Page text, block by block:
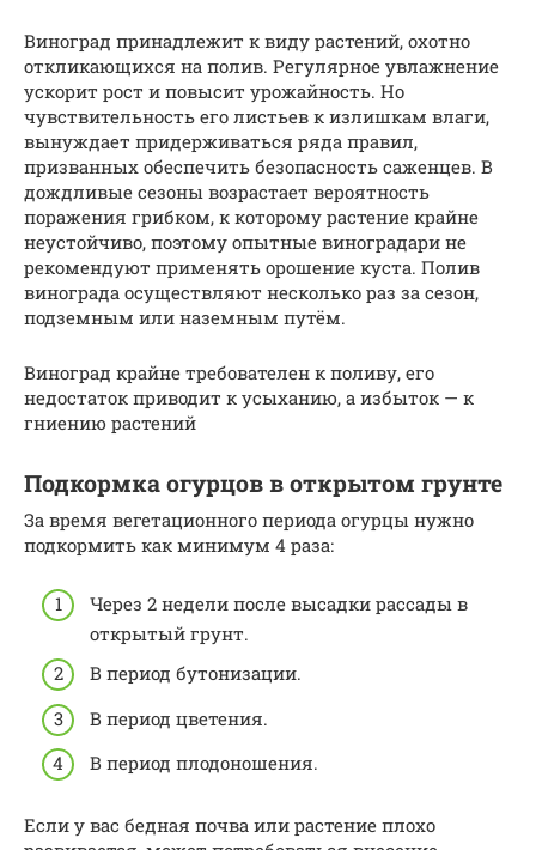
Виноград принадлежит к виду растений, охотно
откликающихся на полив. Регулярное увлажнение
ускорит рост и повысит урожайность. Но
чувствительность его листьев к излишкам влаги,
вынуждает придерживаться ряда правил,
призванных обеспечить безопасность саженцев. В
дождливые сезоны возрастает вероятность
поражения грибком, к которому растение крайне
неустойчиво, поэтому опытные виноградари не
рекомендуют применять орошение куста. Полив
винограда осуществляют несколько раз за сезон,
подземным или наземным путём.
Виноград крайне требователен к поливу, его
недостаток приводит к усыханию, а избыток — к
гниению растений
Подкормка огурцов в открытом грунте
За время вегетационного периода огурцы нужно
подкормить как минимум 4 раза:
Через 2 недели после высадки рассады в
открытый грунт.
В период бутонизации.
В период цветения.
В период плодоношения.
Если у вас бедная почва или растение плохо